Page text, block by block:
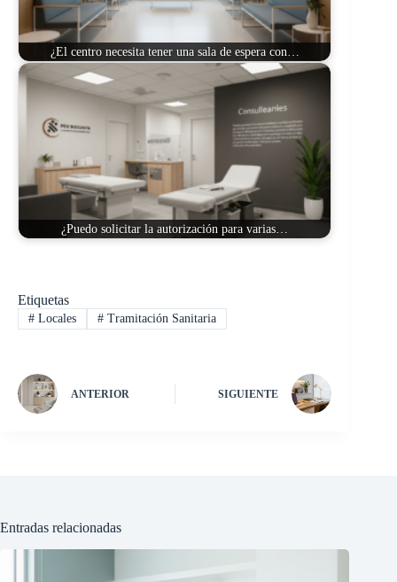
¿El centro necesita tener una sala de espera con…
¿Puedo solicitar la autorización para varias…
Etiquetas
#Locales #Tramitación Sanitaria
ANTERIOR SIGUIENTE
Entradas relacionadas